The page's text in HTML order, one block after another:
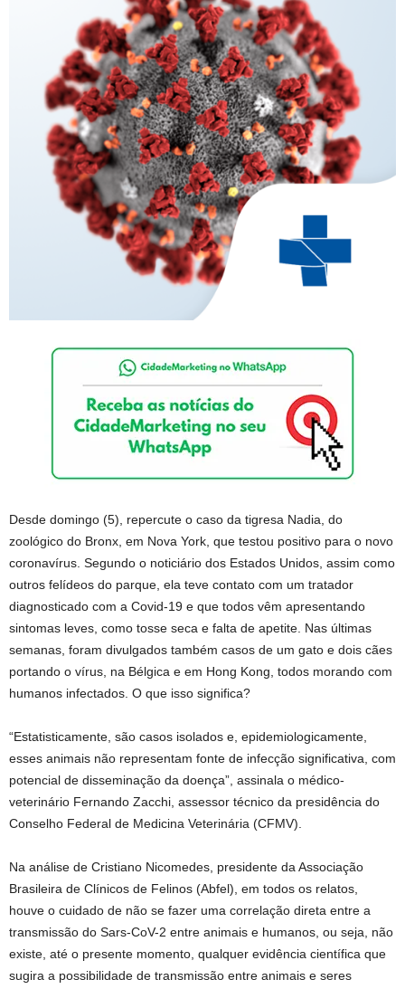
Desde domingo (5), repercute o caso da tigresa Nadia, do
zoológico do Bronx, em Nova York, que testou positivo para o novo
coronavírus. Segundo o noticiário dos Estados Unidos, assim como
outros felídeos do parque, ela teve contato com um tratador
diagnosticado com a Covid-19 e que todos vêm apresentando
sintomas leves, como tosse seca e falta de apetite. Nas últimas
semanas, foram divulgados também casos de um gato e dois cães
portando o vírus, na Bélgica e em Hong Kong, todos morando com
humanos infectados. O que isso significa?
“Estatisticamente, são casos isolados e, epidemiologicamente,
esses animais não representam fonte de infecção significativa, com
potencial de disseminação da doença”, assinala o médico-
veterinário Fernando Zacchi, assessor técnico da presidência do
Conselho Federal de Medicina Veterinária (CFMV).
Na análise de Cristiano Nicomedes, presidente da Associação
Brasileira de Clínicos de Felinos (Abfel), em todos os relatos,
houve o cuidado de não se fazer uma correlação direta entre a
transmissão do Sars-CoV-2 entre animais e humanos, ou seja, não
existe, até o presente momento, qualquer evidência científica que
sugira a possibilidade de transmissão entre animais e seres